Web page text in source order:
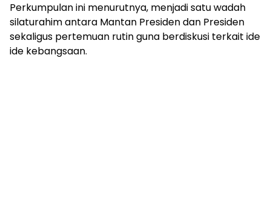
Perkumpulan ini menurutnya, menjadi satu wadah
silaturahim antara Mantan Presiden dan Presiden
sekaligus pertemuan rutin guna berdiskusi terkait ide
ide kebangsaan.